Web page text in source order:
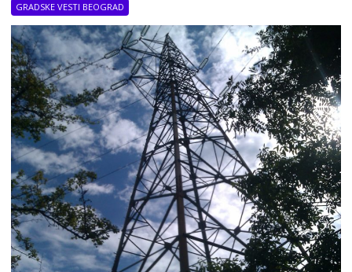
GRADSKE VESTI BEOGRAD